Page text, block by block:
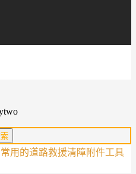
用的道路救援清障附件工具